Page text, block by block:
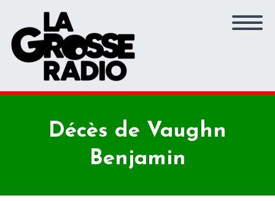
Décès de Vaughn
Benjamin